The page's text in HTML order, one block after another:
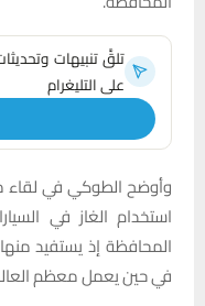
تلقَّ تنبيهات
على التليغرام
وأوضح الطوكي في لقاء
استخدام الغاز في
المحافظة إذ يستفيد
في حين يعمل معظم